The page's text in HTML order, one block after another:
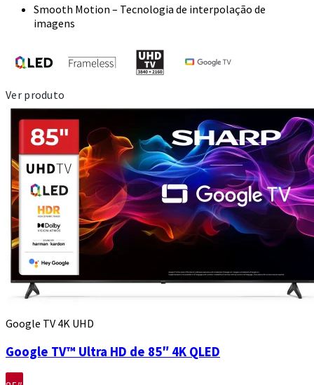
Smooth Motion – Tecnologia de interpolação de
imagens
Ver produto
Google TV 4K UHD
Google TV™ Ultra HD de 85″ 4K QLED